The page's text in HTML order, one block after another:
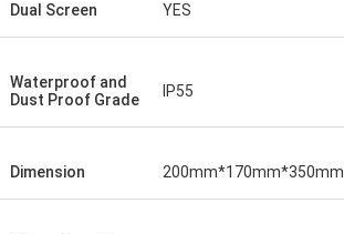
Dual Screen YES
Waterproof and
Dust Proof Grade
IP55
Dimension 200mm*170mm*350mm